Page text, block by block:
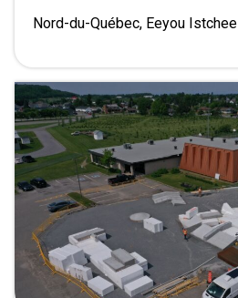
Nord-du-Québec, Eeyou Istchee